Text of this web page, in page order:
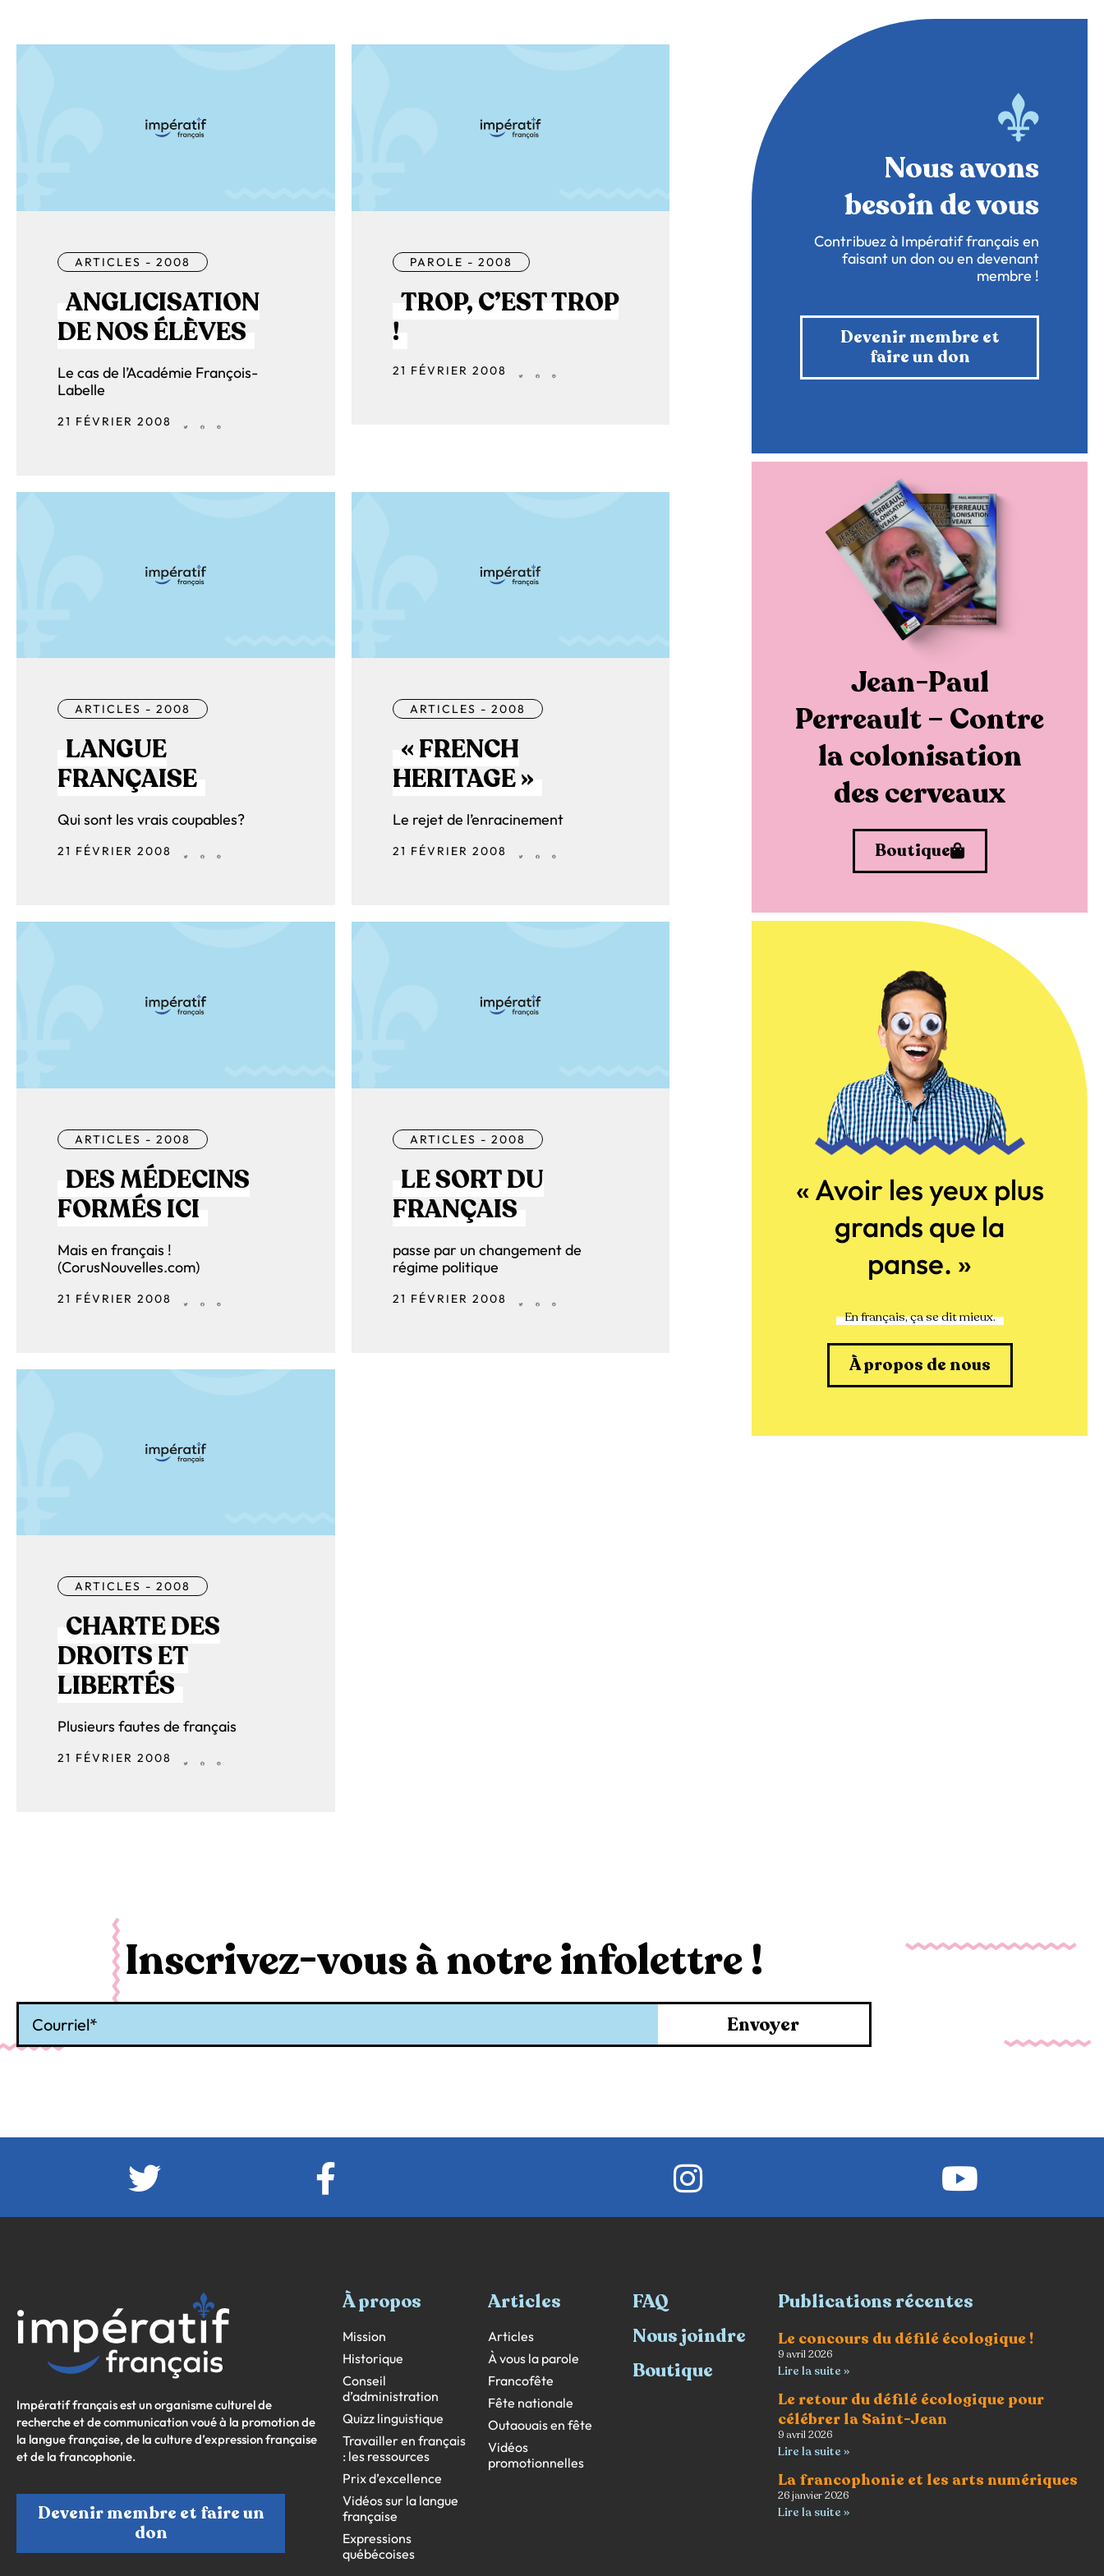
ARTICLES - 2008
ANGLICISATION
DE NOS ÉLÈVES
Le cas de l’Académie François-
Labelle
21 FÉVRIER 2008
PAROLE - 2008
TROP, C’EST TROP
!
21 FÉVRIER 2008
ARTICLES - 2008
LANGUE
FRANÇAISE
Qui sont les vrais coupables?
21 FÉVRIER 2008
ARTICLES - 2008
« FRENCH
HERITAGE »
Le rejet de l’enracinement
21 FÉVRIER 2008
ARTICLES - 2008
DES MÉDECINS
FORMÉS ICI
Mais en français !
(CorusNouvelles.com)
21 FÉVRIER 2008
ARTICLES - 2008
LE SORT DU
FRANÇAIS
passe par un changement de
régime politique
21 FÉVRIER 2008
ARTICLES - 2008
CHARTE DES
DROITS ET
LIBERTÉS
Plusieurs fautes de français
21 FÉVRIER 2008
Nous avons
besoin de vous
Contribuez à Impératif français en
faisant un don ou en devenant
membre !
Devenir membre et
faire un don
Jean-Paul
Perreault – Contre
la colonisation
des cerveaux
Boutique
« Avoir les yeux plus
grands que la
panse. »
En français, ça se dit mieux.
À propos de nous
Inscrivez-vous à notre infolettre !
Envoyer
Impératif français est un organisme culturel de
recherche et de communication voué à la promotion de
la langue française, de la culture d’expression française
et de la francophonie.
Devenir membre et faire un
don
À propos
Mission
Historique
Conseil
d’administration
Quizz linguistique
Travailler en français
: les ressources
Prix d’excellence
Vidéos sur la langue
française
Expressions
québécoises
Articles
Articles
À vous la parole
Francofête
Fête nationale
Outaouais en fête
Vidéos
promotionnelles
FAQ
Nous joindre
Boutique
Publications récentes
Le concours du défilé écologique !
9 avril 2026
Lire la suite »
Le retour du défilé écologique pour
célébrer la Saint-Jean
9 avril 2026
Lire la suite »
La francophonie et les arts numériques
26 janvier 2026
Lire la suite »